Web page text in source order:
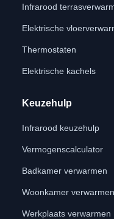
Infrarood
Elektrische
Thermostaten
Elektrische kachels
Keuzehulp
Infrarood keuzehulp
Vermogenscalculator
Badkamer verwarmen
Woonkamer verwarmen
Werkplaats verwarmen